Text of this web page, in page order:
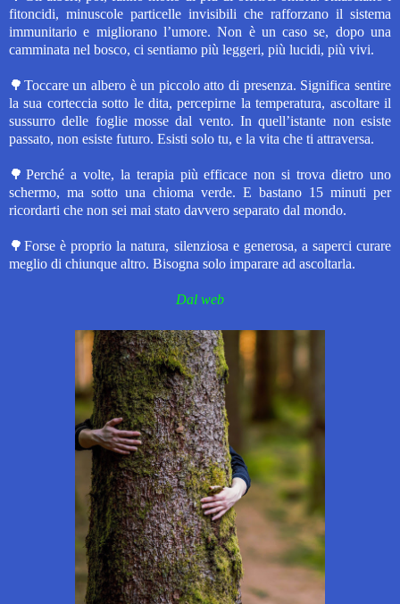
fitoncidi, minuscole particelle invisibili che rafforzano il sistema
immunitario e migliorano l’umore. Non è un caso se, dopo una
camminata nel bosco, ci sentiamo più leggeri, più lucidi, più vivi.
🌳Toccare un albero è un piccolo atto di presenza. Significa sentire
la sua corteccia sotto le dita, percepirne la temperatura, ascoltare il
sussurro delle foglie mosse dal vento. In quell’istante non esiste
passato, non esiste futuro. Esisti solo tu, e la vita che ti attraversa.
🌳Perché a volte, la terapia più efficace non si trova dietro uno
schermo, ma sotto una chioma verde. E bastano 15 minuti per
ricordarti che non sei mai stato davvero separato dal mondo.
🌳Forse è proprio la natura, silenziosa e generosa, a saperci curare
meglio di chiunque altro. Bisogna solo imparare ad ascoltarla.
Dal web